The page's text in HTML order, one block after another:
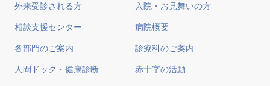
外来受診される方 入院・お見舞いの方
相談支援センター 病院概要
各部門のご案内 診療科のご案内
人間ドック・健康診断 赤十字の活動